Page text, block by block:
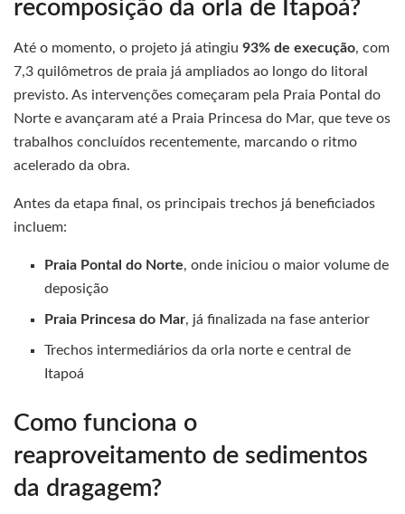
recomposição da orla de Itapoá?
Até o momento, o projeto já atingiu 93% de execução, com
7,3 quilômetros de praia já ampliados ao longo do litoral
previsto. As intervenções começaram pela Praia Pontal do
Norte e avançaram até a Praia Princesa do Mar, que teve os
trabalhos concluídos recentemente, marcando o ritmo
acelerado da obra.
Antes da etapa final, os principais trechos já beneficiados
incluem:
Praia Pontal do Norte, onde iniciou o maior volume de
deposição
Praia Princesa do Mar, já finalizada na fase anterior
Trechos intermediários da orla norte e central de
Itapoá
Como funciona o
reaproveitamento de sedimentos
da dragagem?